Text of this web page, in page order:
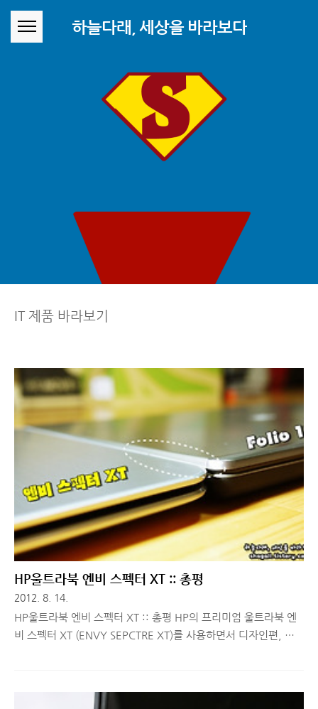
하늘다래, 세상을 바라보다
IT 제품 바라보기
HP울트라북 엔비 스펙터 XT :: 총평
2012. 8. 14.
HP울트라북 엔비 스펙터 XT :: 총평 HP의 프리미엄 울트라북 엔
비 스펙터 XT (ENVY SEPCTRE XT)를 사용하면서 디자인편, 활
자 하시는 분들은 이 글 가장 하단에 있는 링크 참고 하세요. 그럼,